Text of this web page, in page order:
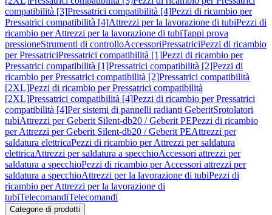
compatibilità [3]Pressatrici compatibilità [4]Pezzi di ricambio per
Pressatrici compatibilità [4]Attrezzi per la lavorazione di tubiPezzi di
ricambio per Attrezzi per la lavorazione di tubiTappi prova
pressioneStrumenti di controlloAccessoriPressatriciPezzi di ricambio
per PressatriciPressatrici compatibilità [1]Pezzi di ricambio per
Pressatrici compatibilità [1]Pressatrici compatibilità [2]Pezzi di
ricambio per Pressatrici compatibilità [2]Pressatrici compatibilità
[2XL]Pezzi di ricambio per Pressatrici compatibilità
[2XL]Pressatrici compatibilità [4]Pezzi di ricambio per Pressatrici
compatibilità [4]Per sistemi di pannelli radianti GeberitSrotolatori
tubiAttrezzi per Geberit Silent-db20 / Geberit PEPezzi di ricambio
per Attrezzi per Geberit Silent-db20 / Geberit PEAttrezzi per
saldatura elettricaPezzi di ricambio per Attrezzi per saldatura
elettricaAttrezzi per saldatura a specchioAccessori attrezzi per
saldatura a specchioPezzi di ricambio per Accessori attrezzi per
saldatura a specchioAttrezzi per la lavorazione di tubiPezzi di
ricambio per Attrezzi per la lavorazione di
tubiTelecomandiTelecomandi
Categorie di prodotti